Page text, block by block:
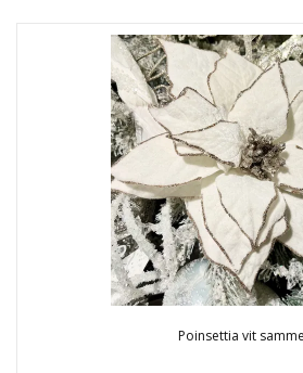
Poinsettia vit